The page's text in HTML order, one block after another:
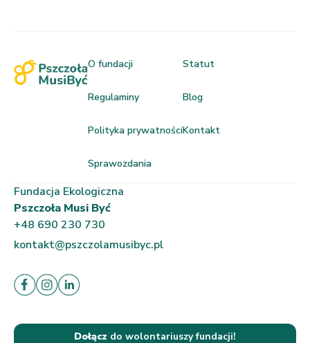
O fundacji
Regulaminy
Polityka prywatności
Sprawozdania
Statut
Blog
Kontakt
Fundacja Ekologiczna
Pszczoła Musi Być
+48 690 230 730
kontakt@pszczolamusibyc.pl
Dołącz do wolontariuszy fundacji!